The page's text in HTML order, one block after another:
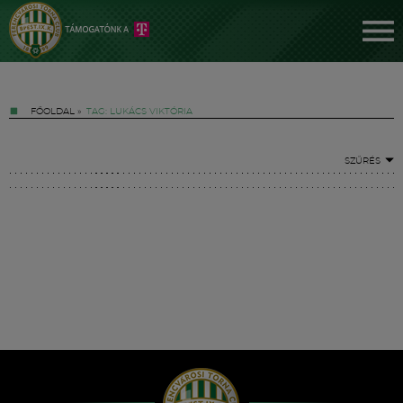
FŐOLDAL » TAG: LUKÁCS VIKTÓRIA
SZŰRÉS
Hírek